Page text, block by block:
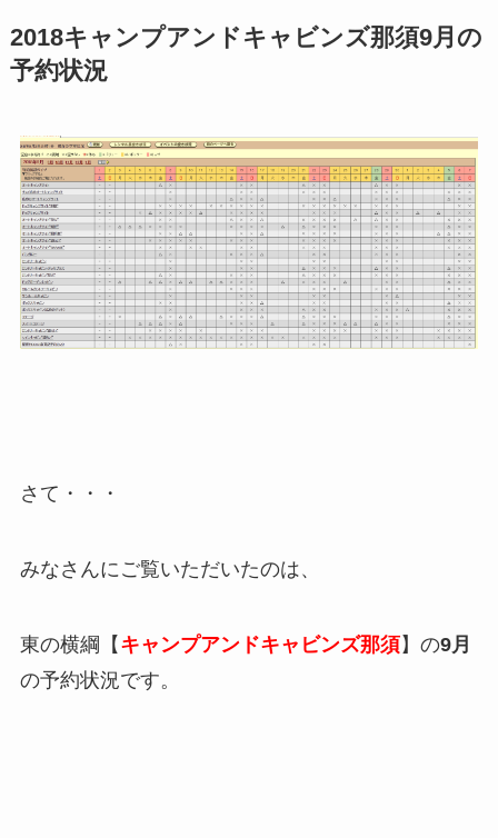
2018キャンプアンドキャビンズ那須9月の
予約状況
さて・・・
みなさんにご覧いただいたのは、
東の横綱【 キャンプアンドキャビンズ那須】の9月
の予約状況です。